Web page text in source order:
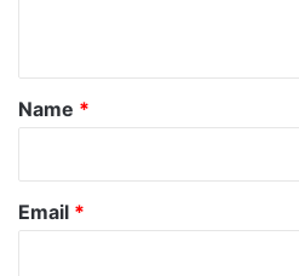
*
Name *
Email *